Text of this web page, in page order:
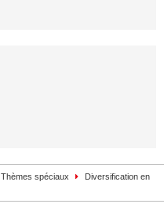
Thèmes spéciaux
Diversification en